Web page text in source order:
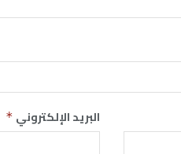
البريد الإلكتروني *